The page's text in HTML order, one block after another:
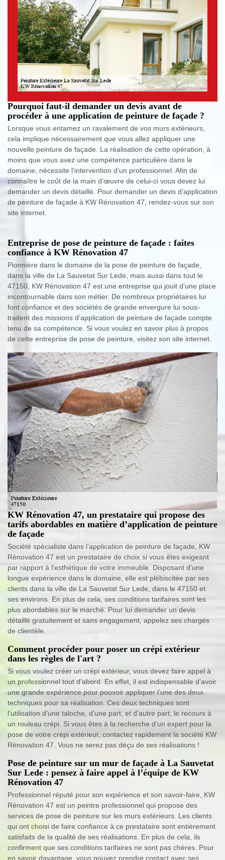
Pourquoi faut-il demander un devis avant de
procéder à une application de peinture de façade ?
Lorsque vous entamez un ravalement de vos murs extérieurs,
cela implique nécessairement que vous allez appliquer une
nouvelle peinture de façade. La réalisation de cette opération, à
moins que vous avez une compétence particulière dans le
domaine, nécessite l’intervention d’un professionnel. Afin de
connaître le coût de la main d’œuvre de celui-ci vous devez lui
demander un devis détaillé. Pour demander un devis d’application
de peinture de façade à KW Rénovation 47, rendez-vous sur son
site internet.
Entreprise de pose de peinture de façade : faites
confiance à KW Rénovation 47
Pionnière dans le domaine de la pose de peinture de façade,
dans la ville de La Sauvetat Sur Lede, mais aussi dans tout le
47150, KW Rénovation 47 est une entreprise qui jouit d’une place
incontournable dans son métier. De nombreux propriétaires lui
font confiance et des sociétés de grande envergure lui sous-
traitent des missions d’application de peinture de façade compte
tenu de sa compétence. Si vous voulez en savoir plus à propos
de cette entreprise de pose de peinture, visitez son site internet.
KW Rénovation 47, un prestataire qui propose des
tarifs abordables en matière d’application de peinture
de façade
Société spécialiste dans l’application de peinture de façade, KW
Rénovation 47 est un prestataire de choix si vous êtes exigeant
par rapport à l’esthétique de votre immeuble. Disposant d’une
longue expérience dans le domaine, elle est plébiscitée par ses
clients dans la ville de La Sauvetat Sur Lede, dans le 47150 et
ses environs. En plus de cela, ses conditions tarifaires sont les
plus abordables sur le marché. Pour lui demander un devis
détaillé gratuitement et sans engagement, appelez ses chargés
de clientèle.
Comment procéder pour poser un crépi extérieur
dans les règles de l'art ?
Si vous voulez créer un crépi extérieur, vous devez faire appel à
un professionnel tout d’abord. En effet, il est indispensable d’avoir
une grande expérience pour pouvoir appliquer l’une des deux
techniques pour sa réalisation. Ces deux techniques sont
l’utilisation d’une taloche, d’une part, et d’autre part, le recours à
un rouleau crépi. Si vous êtes à la recherche d’un expert pour la
pose de votre crépi extérieur, contactez rapidement la société KW
Rénovation 47. Vous ne serez pas déçu de ses réalisations !
Pose de peinture sur un mur de façade à La Sauvetat
Sur Lede : pensez à faire appel à l’équipe de KW
Rénovation 47
Professionnel réputé pour son expérience et son savoir-faire, KW
Rénovation 47 est un peintre professionnel qui propose des
services de pose de peinture sur les murs extérieurs. Les clients
qui ont choisi de faire confiance à ce prestataire sont entièrement
satisfaits de la qualité de ses réalisations. En plus de cela, ils
confirment que ses conditions tarifaires ne sont pas chères. Pour
en savoir davantage, vous pouvez prendre contact avec ses